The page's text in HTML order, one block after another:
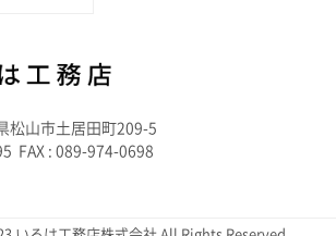
松山市土居田町209-5
FAX : 089-974-0698